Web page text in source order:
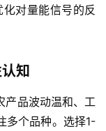
对量能信号的反
知
产品波动温和、工
多个品种。选择1-